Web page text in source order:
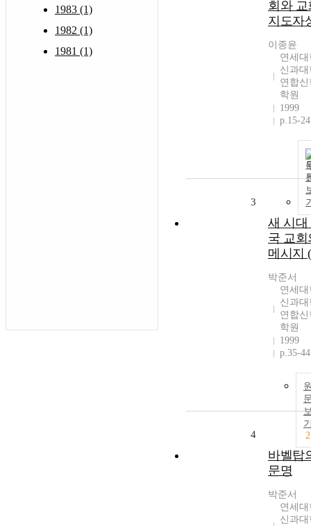
1983 (1)
1982 (1)
1981 (1)
회와 교
지도자
이종윤
연세
신과대
연합
학원
1999
p.15-24
3
새 시대
국 교회
메시지
박준서
연세
신과대
연합
학원
1999
p.35-44
2
4
바벨탑
문명
박준서
연세
신과대